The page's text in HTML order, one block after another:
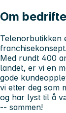
Om
Telenorbutikken
franchisekonsept.
Med rundt 400
landet, er vi en
gode
vi etter deg som
og har lyst til å
-- sammen!